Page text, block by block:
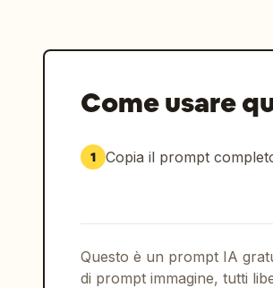
Sezione inferiore:
Grande titolo in
La tipografia deve
Stile visivo:
Come usare
1 Copia il prompt
Questo è un prompt IA
di prompt immagine, tutti